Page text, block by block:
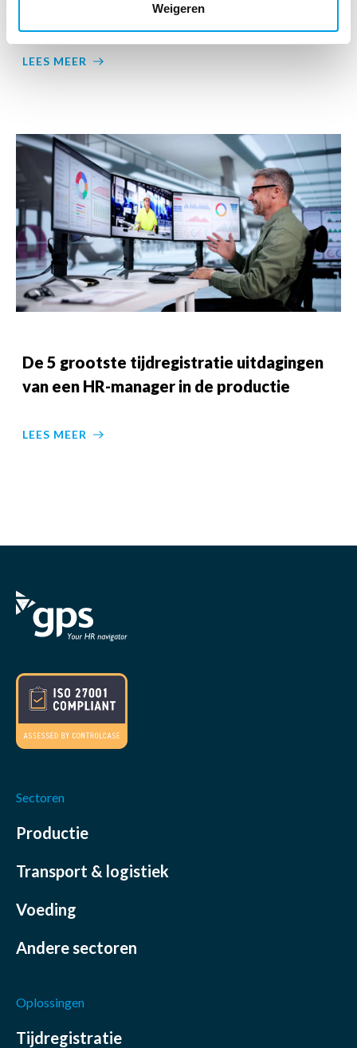
Weigeren
correcte dagvergoedingen
LEES MEER
De 5 grootste tijdregistratie uitdagingen
van een HR-manager in de productie
LEES MEER
Sectoren
Productie
Transport & logistiek
Voeding
Andere sectoren
Oplossingen
Tijdregistratie